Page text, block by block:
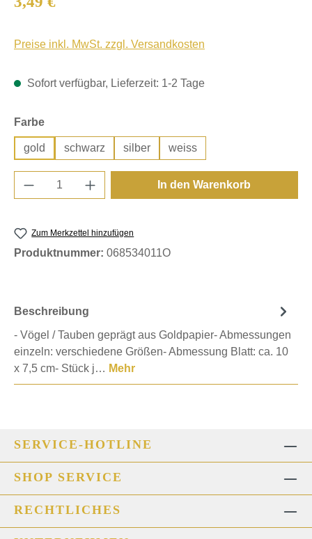
Preise inkl. MwSt. zzgl. Versandkosten
Sofort verfügbar, Lieferzeit: 1-2 Tage
Farbeauswählen
gold schwarz silber weiss
Produkt Anzahl: Gib den gewünschten
In den Warenkorb
Zum Merkzettel hinzufügen
Produktnummer: 068534011O
Beschreibung
- Vögel / Tauben geprägt aus Goldpapier- Abmessungen
einzeln: verschiedene Größen- Abmessung Blatt: ca. 10
x 7,5 cm- Stück j… Mehr
SERVICE-HOTLINE
SHOP SERVICE
RECHTLICHES